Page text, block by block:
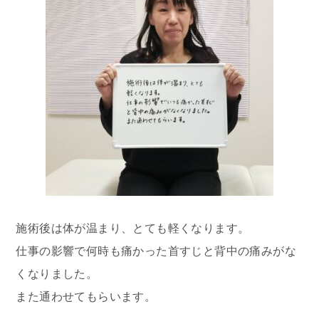
施術後は体が温まり、とても軽くなります。
仕事の影響で何時も痛かった首すじと背中の痛みがな
くなりました。
また通わせてもらいます。